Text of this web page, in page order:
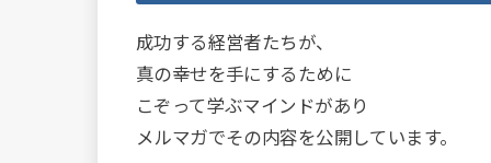
成功する経営者たちが、
真の幸せを手にするために
こぞって学ぶマインドがあり
メルマガでその内容を公開しています。